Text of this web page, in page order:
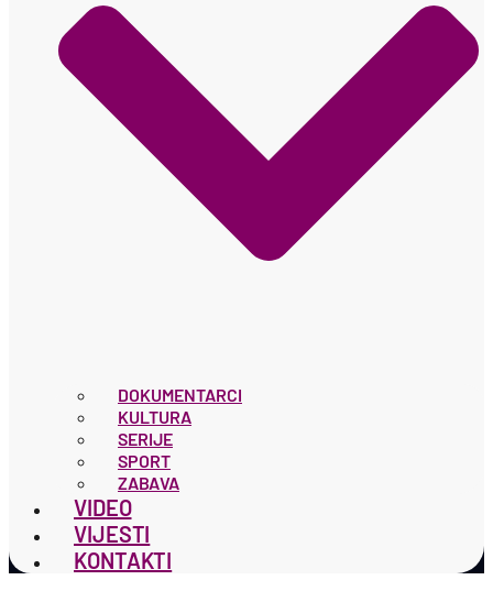
DOKUMENTARCI
KULTURA
SERIJE
SPORT
ZABAVA
VIDEO
VIJESTI
KONTAKTI